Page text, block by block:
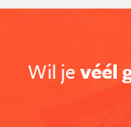
Wil jevéél